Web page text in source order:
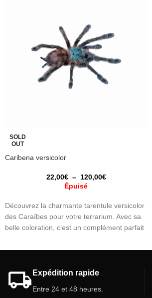
SOLD
OUT
Caribena versicolor
22,00€ – 120,00€
Épuisé
Découvrez la charmante tarentule versicolor
des Caraïbes pour votre terrarium. Avec sa
belle coloration, c’est un complément parfait
recommandons d'avoir une expérience
arachnides en général. Apportez beauté et
fascination à votre espace avec cette espèce
captivante.
Expédition rapide
Entre 24 et 48 heures.